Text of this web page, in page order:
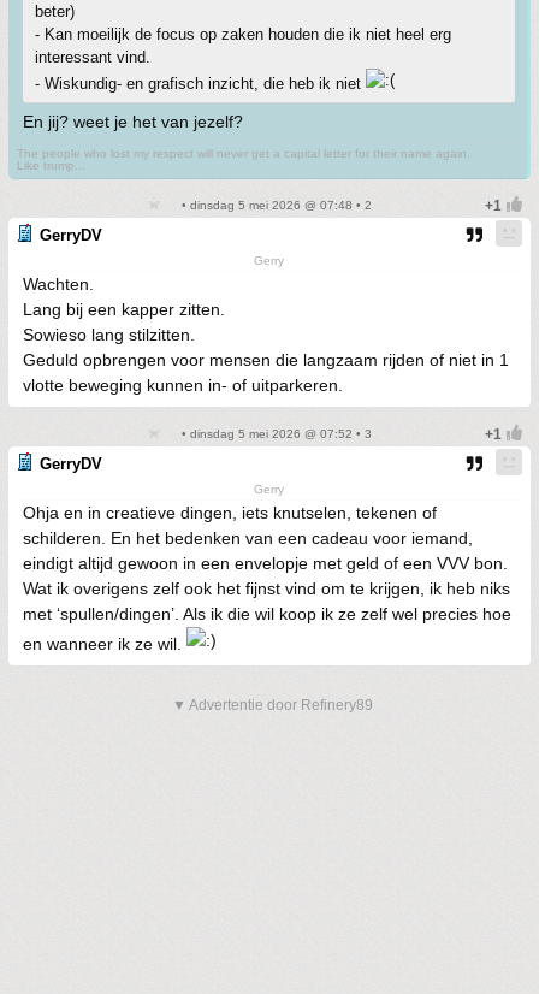
beter)
- Kan moeilijk de focus op zaken houden die ik niet heel erg
interessant vind.
- Wiskundig- en grafisch inzicht, die heb ik niet
En jij? weet je het van jezelf?
The people who lost my respect will never get a capital letter for their name again.
Like trump...
• dinsdag 5 mei 2026 @ 07:48 • 2
GerryDV
Gerry
Wachten.
Lang bij een kapper zitten.
Sowieso lang stilzitten.
Geduld opbrengen voor mensen die langzaam rijden of niet in 1
vlotte beweging kunnen in- of uitparkeren.
• dinsdag 5 mei 2026 @ 07:52 • 3
GerryDV
Gerry
Ohja en in creatieve dingen, iets knutselen, tekenen of
schilderen. En het bedenken van een cadeau voor iemand,
eindigt altijd gewoon in een envelopje met geld of een VVV bon.
Wat ik overigens zelf ook het fijnst vind om te krijgen, ik heb niks
met ‘spullen/dingen’. Als ik die wil koop ik ze zelf wel precies hoe
en wanneer ik ze wil.
▼ Advertentie door Refinery89